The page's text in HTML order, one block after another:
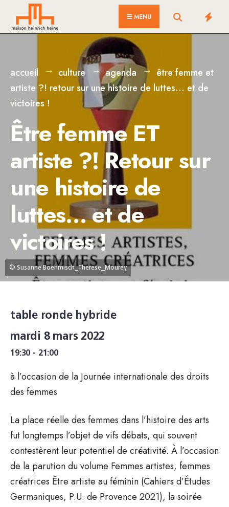
MENU
© Susanne Boehmisch_Therese_Mourey
accueil culture agenda
être femme et
artiste ?! retour sur une histoire de luttes… et de
victoires !
Être femme ET
artiste ?! Retour sur
une histoire de
luttes… et de
victoires !
table ronde hybride
mardi 8 mars 2022
19:30 - 21:00
à l’occasion de la Journée internationale des droits
des femmes
La place réelle des femmes dans l’histoire des arts
fut longtemps l’objet de vifs débats, qui souvent
contestèrent leur potentiel de créativité. À l’occasion
de la parution du volume Femmes artistes, femmes
créatrices Être artiste au féminin (Cahiers d’Études
Germaniques, P.U. de Provence 2021), la soirée